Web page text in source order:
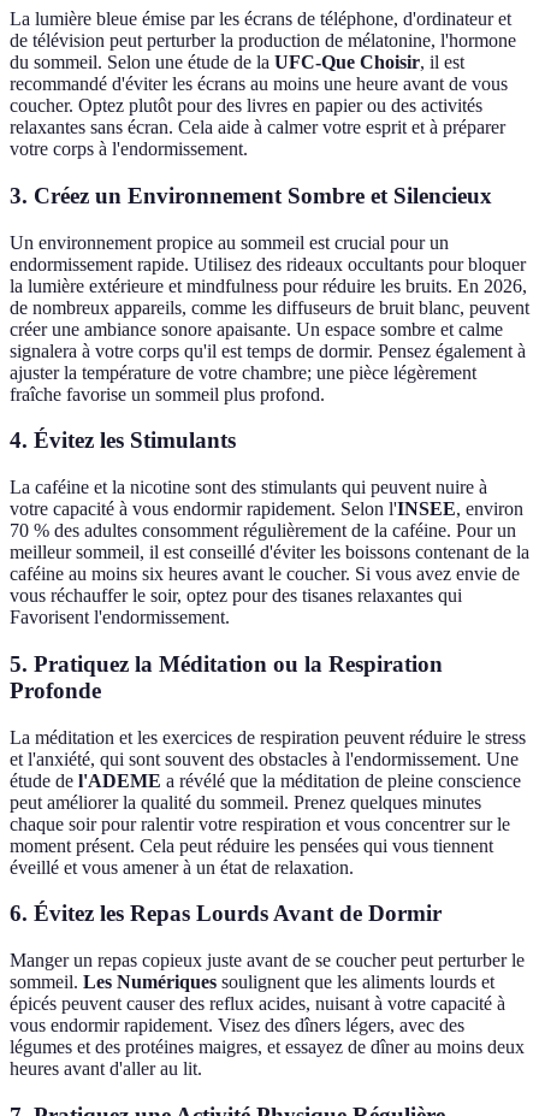
La lumière bleue émise par les écrans de téléphone, d'ordinateur et
de télévision peut perturber la production de mélatonine, l'hormone
du sommeil. Selon une étude de la UFC-Que Choisir, il est
recommandé d'éviter les écrans au moins une heure avant de vous
coucher. Optez plutôt pour des livres en papier ou des activités
relaxantes sans écran. Cela aide à calmer votre esprit et à préparer
votre corps à l'endormissement.
3. Créez un Environnement Sombre et Silencieux
Un environnement propice au sommeil est crucial pour un
endormissement rapide. Utilisez des rideaux occultants pour bloquer
la lumière extérieure et mindfulness pour réduire les bruits. En 2026,
de nombreux appareils, comme les diffuseurs de bruit blanc, peuvent
créer une ambiance sonore apaisante. Un espace sombre et calme
signalera à votre corps qu'il est temps de dormir. Pensez également à
ajuster la température de votre chambre; une pièce légèrement
fraîche favorise un sommeil plus profond.
4. Évitez les Stimulants
La caféine et la nicotine sont des stimulants qui peuvent nuire à
votre capacité à vous endormir rapidement. Selon l'INSEE, environ
70 % des adultes consomment régulièrement de la caféine. Pour un
meilleur sommeil, il est conseillé d'éviter les boissons contenant de la
caféine au moins six heures avant le coucher. Si vous avez envie de
vous réchauffer le soir, optez pour des tisanes relaxantes qui
Favorisent l'endormissement.
5. Pratiquez la Méditation ou la Respiration
Profonde
La méditation et les exercices de respiration peuvent réduire le stress
et l'anxiété, qui sont souvent des obstacles à l'endormissement. Une
étude de l'ADEME a révélé que la méditation de pleine conscience
peut améliorer la qualité du sommeil. Prenez quelques minutes
chaque soir pour ralentir votre respiration et vous concentrer sur le
moment présent. Cela peut réduire les pensées qui vous tiennent
éveillé et vous amener à un état de relaxation.
6. Évitez les Repas Lourds Avant de Dormir
Manger un repas copieux juste avant de se coucher peut perturber le
sommeil. Les Numériques soulignent que les aliments lourds et
épicés peuvent causer des reflux acides, nuisant à votre capacité à
vous endormir rapidement. Visez des dîners légers, avec des
légumes et des protéines maigres, et essayez de dîner au moins deux
heures avant d'aller au lit.